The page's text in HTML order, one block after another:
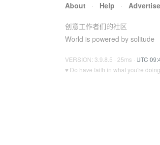
About · Help · Advertise
创意工作者们的社区
World is powered by solitude
VERSION: 3.9.8.5 · 25ms · UTC
♥ Do have faith in what you're doing.